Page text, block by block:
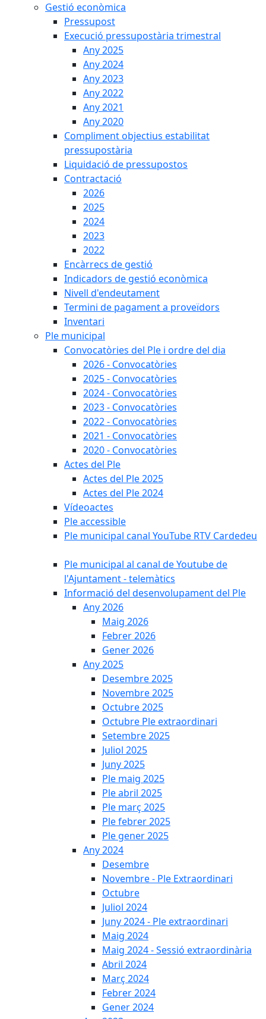
Gestió econòmica
Pressupost
Execució pressupostària trimestral
Any 2025
Any 2024
Any 2023
Any 2022
Any 2021
Any 2020
Compliment objectius estabilitat
pressupostària
Liquidació de pressupostos
Contractació
2026
2025
2024
2023
2022
Encàrrecs de gestió
Indicadors de gestió econòmica
Nivell d'endeutament
Termini de pagament a proveïdors
Inventari
Ple municipal
Convocatòries del Ple i ordre del dia
2026 - Convocatòries
2025 - Convocatòries
2024 - Convocatòries
2023 - Convocatòries
2022 - Convocatòries
2021 - Convocatòries
2020 - Convocatòries
Actes del Ple
Actes del Ple 2025
Actes del Ple 2024
Vídeoactes
Ple accessible
Ple municipal canal YouTube RTV Cardedeu
Ple municipal al canal de Youtube de
l'Ajuntament - telemàtics
Informació del desenvolupament del Ple
Any 2026
Maig 2026
Febrer 2026
Gener 2026
Any 2025
Desembre 2025
Novembre 2025
Octubre 2025
Octubre Ple extraordinari
Setembre 2025
Juliol 2025
Juny 2025
Ple maig 2025
Ple abril 2025
Ple març 2025
Ple febrer 2025
Ple gener 2025
Any 2024
Desembre
Novembre - Ple Extraordinari
Octubre
Juliol 2024
Juny 2024 - Ple extraordinari
Maig 2024
Maig 2024 - Sessió extraordinària
Abril 2024
Març 2024
Febrer 2024
Gener 2024